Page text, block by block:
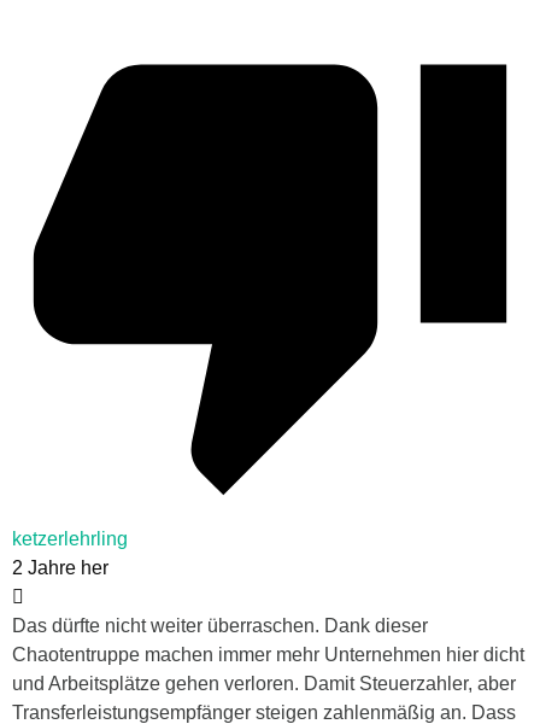
ketzerlehrling
2 Jahre her
Das dürfte nicht weiter überraschen. Dank dieser
Chaotentruppe machen immer mehr Unternehmen hier dicht
und Arbeitsplätze gehen verloren. Damit Steuerzahler, aber
Transferleistungsempfänger steigen zahlenmäßig an. Dass